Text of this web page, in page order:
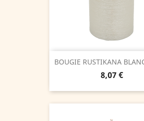
BOUGIE RUSTIKANA
Prix
8,07 €